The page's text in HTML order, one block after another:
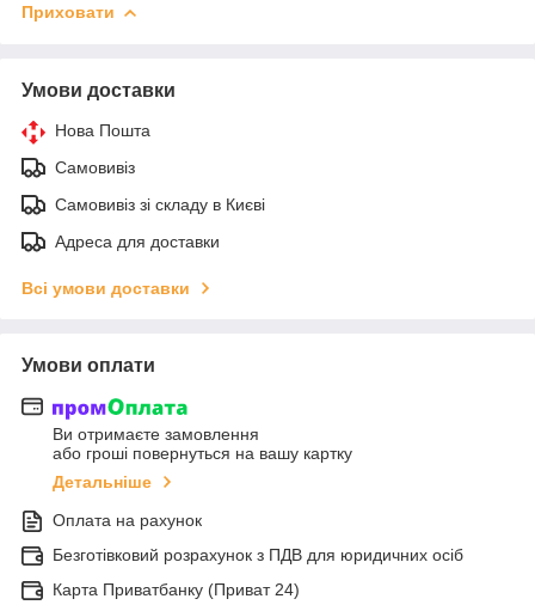
Приховати
Умови доставки
Нова Пошта
Самовивіз
Самовивіз зі складу в Києві
Адреса для доставки
Всі умови доставки
Умови оплати
Ви отримаєте замовлення
або гроші повернуться на вашу картку
Детальніше
Оплата на рахунок
Безготівковий розрахунок з ПДВ для юридичних осіб
Карта Приватбанку (Приват 24)